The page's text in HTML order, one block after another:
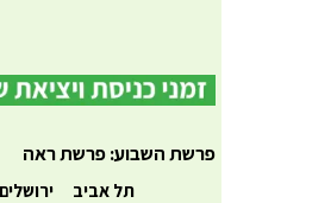
פרשת השבוע: פרשת ראה
תל אביב
ירושלים